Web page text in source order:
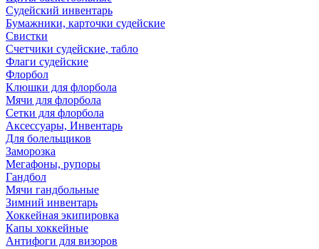
Судейский инвентарь
Бумажники, карточки судейские
Свистки
Счетчики судейские, табло
Флаги судейские
Флорбол
Клюшки для флорбола
Мячи для флорбола
Сетки для флорбола
Аксессуары, Инвентарь
Для болельщиков
Заморозка
Мегафоны, рупоры
Гандбол
Мячи гандбольные
Зимний инвентарь
Хоккейная экипировка
Капы хоккейные
Антифоги для визоров